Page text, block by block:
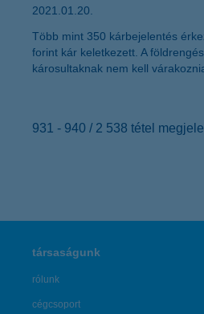
2021.01.20.
Több mint 350 kárbejelentés
forint kár keletkezett. A
károsultaknak nem kell
931 - 940 / 2 538 tétel
társaságunk
rólunk
cégcsoport